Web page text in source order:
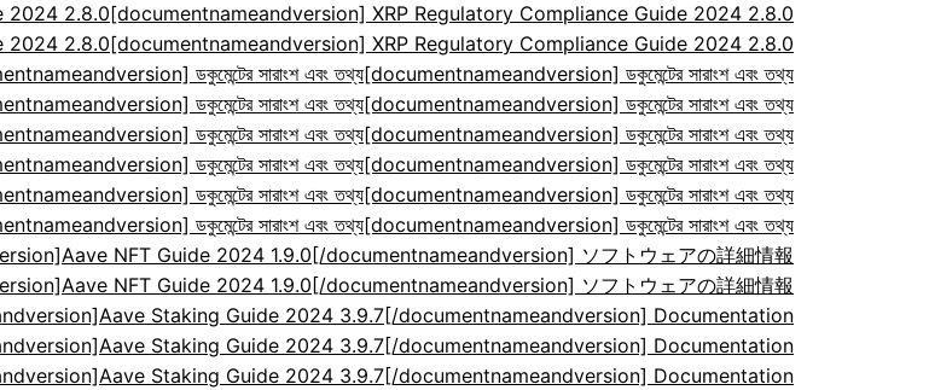
2024 2.8.0[documentnameandversion] XRP Regulatory Compliance Guide 2024 2.8.0
2024 2.8.0[documentnameandversion] XRP Regulatory Compliance Guide 2024 2.8.0
ডকুমেন্টের সারাংশ এবং তথ্য[documentnameandversion] ডকুমেন্টের সারাংশ এবং তথ্য
ডকুমেন্টের সারাংশ এবং তথ্য[documentnameandversion] ডকুমেন্টের সারাংশ এবং তথ্য
ডকুমেন্টের সারাংশ এবং তথ্য[documentnameandversion] ডকুমেন্টের সারাংশ এবং তথ্য
ডকুমেন্টের সারাংশ এবং তথ্য[documentnameandversion] ডকুমেন্টের সারাংশ এবং তথ্য
ডকুমেন্টের সারাংশ এবং তথ্য[documentnameandversion] ডকুমেন্টের সারাংশ এবং তথ্য
ডকুমেন্টের সারাংশ এবং তথ্য[documentnameandversion] ডকুমেন্টের সারাংশ এবং তথ্য
NFT Guide 2024 1.9.0[/documentnameandversion] ソフトウェアの詳細情報
NFT Guide 2024 1.9.0[/documentnameandversion] ソフトウェアの詳細情報
Staking Guide 2024 3.9.7[/documentnameandversion] Documentation
Staking Guide 2024 3.9.7[/documentnameandversion] Documentation
Staking Guide 2024 3.9.7[/documentnameandversion] Documentation